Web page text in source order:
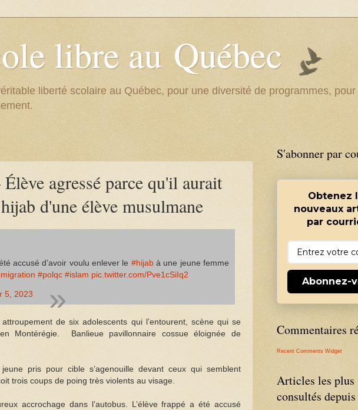
libre au Québec
liberté scolaire au Québec, pour une diversité de programmes,
agressé parce qu'il aurait
d'une élève musulmane
accusé d’avoir voulu enlever le #hijabà une jeune femme
#polqc #islam pic.twitter.com/Pve1cSiIq2
5, 2023
de six adolescents qui l’entourent, scène qui se
Montérégie. Banlieue pavillonnaire cossue éloignée de
pris pour cible s’agenouille devant ceux qui semblent
trois coups de poing très violents au visage.
accrochage dans l’autobus. L’élève frappé a été accusé
S'abonner par
Obtenez
nouveaux
par
Abonnez-
Commentaires
Recent Comments Widget
Articles les plus
consultés